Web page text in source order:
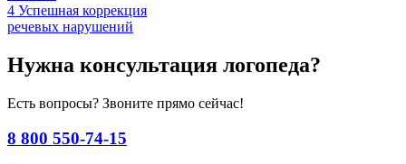
4 Успешная коррекция
речевых нарушений
Нужна консультация логопеда?
Есть вопросы? Звоните прямо сейчас!
8 800 550-74-15